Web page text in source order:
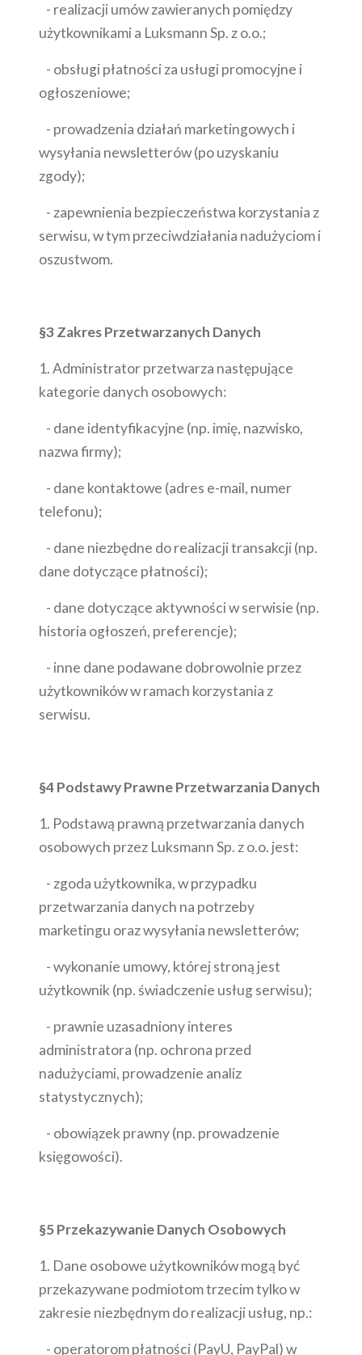
- realizacji umów zawieranych pomiędzy
użytkownikami a Luksmann Sp. z o.o.;
- obsługi płatności za usługi promocyjne i
ogłoszeniowe;
- prowadzenia działań marketingowych i
wysyłania newsletterów (po uzyskaniu
zgody);
- zapewnienia bezpieczeństwa korzystania z
serwisu, w tym przeciwdziałania nadużyciom i
oszustwom.
§3 Zakres Przetwarzanych Danych
1. Administrator przetwarza następujące
kategorie danych osobowych:
- dane identyfikacyjne (np. imię, nazwisko,
nazwa firmy);
- dane kontaktowe (adres e-mail, numer
telefonu);
- dane niezbędne do realizacji transakcji (np.
dane dotyczące płatności);
- dane dotyczące aktywności w serwisie (np.
historia ogłoszeń, preferencje);
- inne dane podawane dobrowolnie przez
użytkowników w ramach korzystania z
serwisu.
§4 Podstawy Prawne Przetwarzania Danych
1. Podstawą prawną przetwarzania danych
osobowych przez Luksmann Sp. z o.o. jest:
- zgoda użytkownika, w przypadku
przetwarzania danych na potrzeby
marketingu oraz wysyłania newsletterów;
- wykonanie umowy, której stroną jest
użytkownik (np. świadczenie usług serwisu);
- prawnie uzasadniony interes
administratora (np. ochrona przed
nadużyciami, prowadzenie analiz
statystycznych);
- obowiązek prawny (np. prowadzenie
księgowości).
§5 Przekazywanie Danych Osobowych
1. Dane osobowe użytkowników mogą być
przekazywane podmiotom trzecim tylko w
zakresie niezbędnym do realizacji usług, np.:
- operatorom płatności (PayU, PayPal) w